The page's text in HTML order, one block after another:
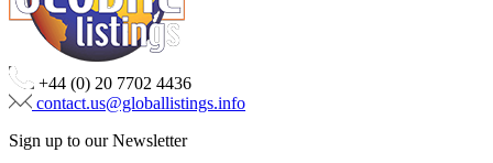
+44 (0) 20 7702 4436
contact.us@globallistings.info
Sign up to our Newsletter